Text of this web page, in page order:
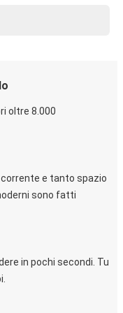
oltre 8.000
e tanto spazio
sono fatti
in pochi secondi. Tu